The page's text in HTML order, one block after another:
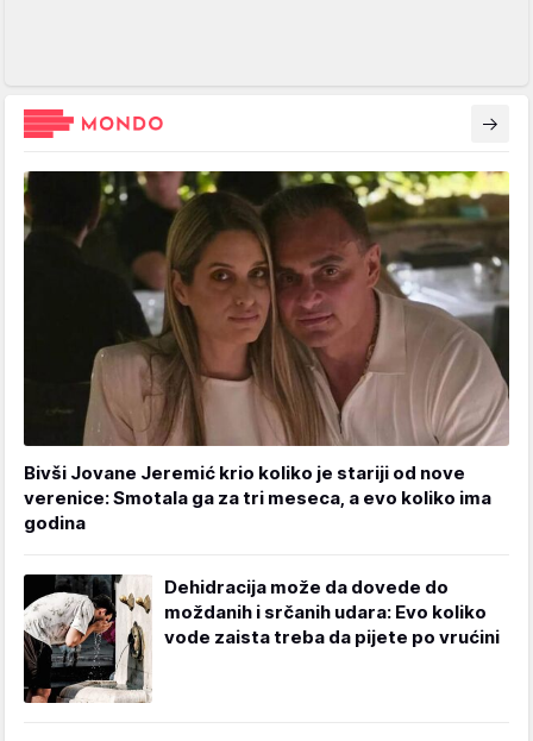
Bivši Jovane Jeremić krio koliko je stariji od nove
verenice: Smotala ga za tri meseca, a evo koliko ima
godina
Dehidracija može da dovede do
moždanih i srčanih udara: Evo koliko
vode zaista treba da pijete po vrućini